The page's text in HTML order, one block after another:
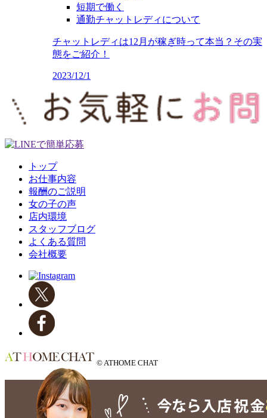
短期で働く
通勤チャットレディについて
チャットレディは12月が稼ぎ時って本当？その実
態をご紹介！
2023/12/1
トップ
お仕事内容
報酬のご説明
女の子の声
店内環境
スタッフブログ
よくある質問
会社概要
© ATHOME CHAT